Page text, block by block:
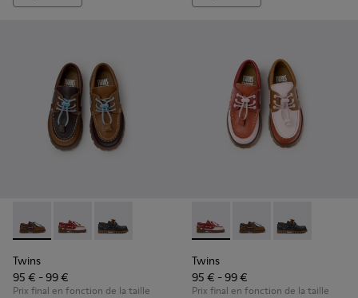
Twins - K800416-007 - Chaussures bateau en cuir marron
Twins - K800416-008 - Chaussures bateau en cuir
Twins - K800416-001 - Chaussures bateau
Twins
95 € - 99 €
Prix final en fonction de la taille
Twins - K800416-008 -
Twins - K800416-
Twins -
Twins
95 € - 99 €
Prix final en fonction de la taille